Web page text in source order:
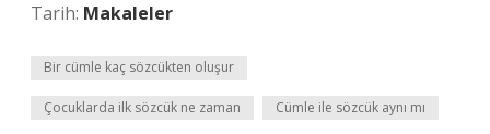
Tarih: Makaleler
Bir cümle kaç sözcükten oluşur
Çocuklarda ilk sözcük ne zaman Cümle ile sözcük aynı mı